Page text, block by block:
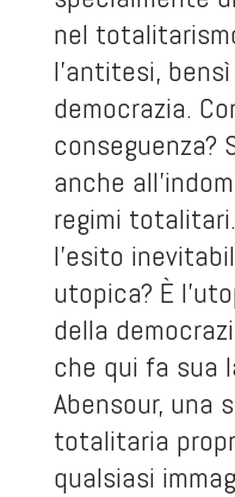
nel
l’antitesi,
democrazia.
conseguenza?
anche
regimi
l’esito
utopica? È
della
che qui fa sua
Abensour, una
totalitaria
qualsiasi